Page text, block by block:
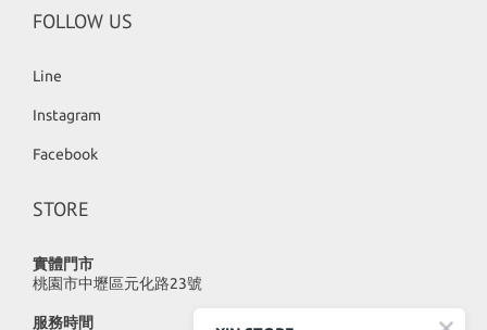
FOLLOW US
Line
Instagram
Facebook
STORE
實體門市
桃園市中壢區元化路23號
服務時間